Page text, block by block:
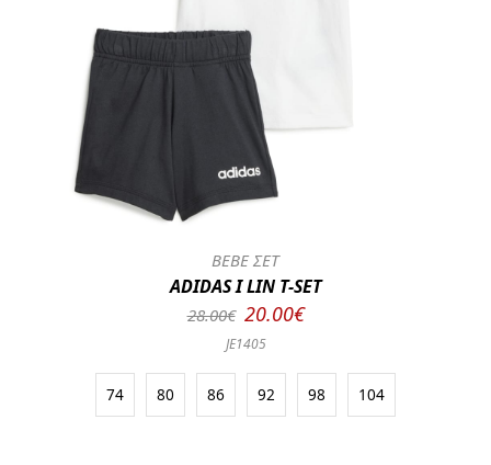
BEBE ΣΕΤ
ADIDAS I LIN T-SET
28.00€ 20.00€
JE1405
74 80 86 92 98 104